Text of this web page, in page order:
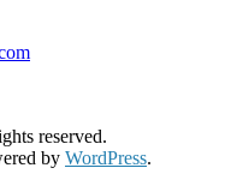
reserved.
by WordPress.